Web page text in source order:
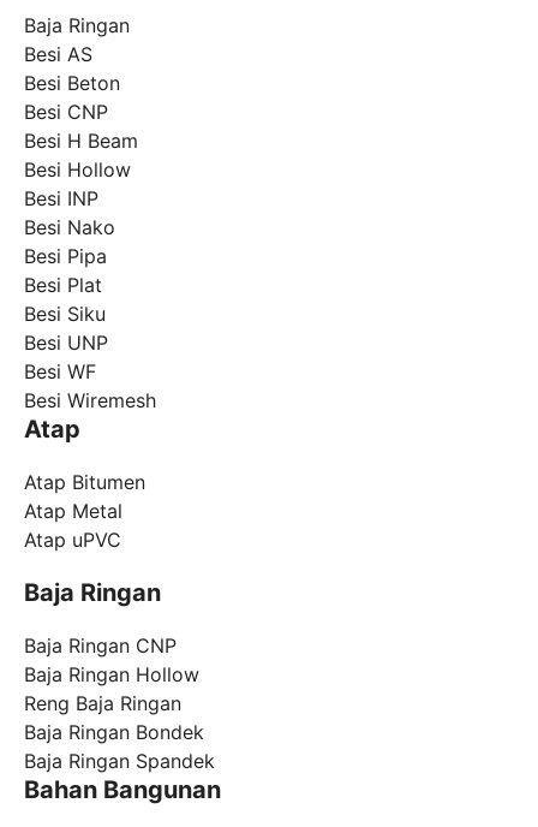
Baja Ringan
Besi AS
Besi Beton
Besi CNP
Besi H Beam
Besi Hollow
Besi INP
Besi Nako
Besi Pipa
Besi Plat
Besi Siku
Besi UNP
Besi WF
Besi Wiremesh
Atap
Atap Bitumen
Atap Metal
Atap uPVC
Baja Ringan
Baja Ringan CNP
Baja Ringan Hollow
Reng Baja Ringan
Baja Ringan Bondek
Baja Ringan Spandek
Bahan Bangunan